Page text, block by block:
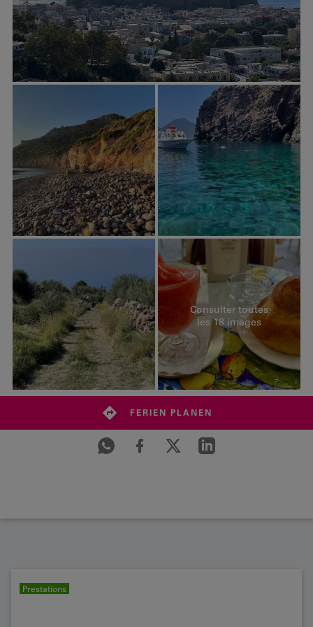
Consulter toutes
les 18 images
FERIEN PLANEN
Prestations